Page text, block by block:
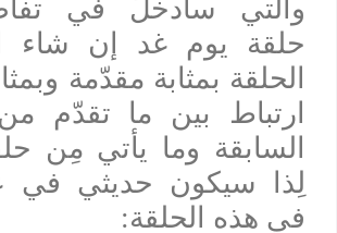
والتي سأدخلُ في
حلقة يوم غد إن شاء
الحلقة بمثابة مقدّمة
ارتباط بين ما تقدّم
السابقة وما يأتي مِن
لِذا سيكون حديثي في
في هذه الحلقة: